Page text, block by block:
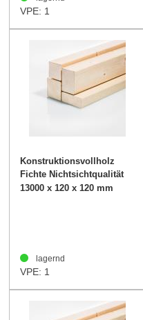
VPE: 1
Konstruktionsvollholz
Fichte Nichtsichtqualität
120/120mm
13000 x 120 x 120 mm
lagernd
VPE: 1